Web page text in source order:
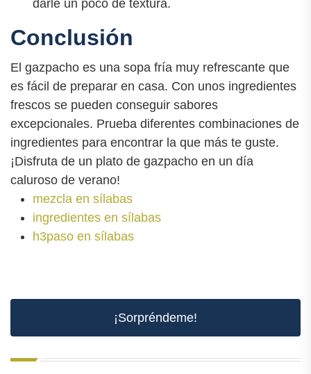
darle un poco de textura.
Conclusión
El gazpacho es una sopa fría muy refrescante que
es fácil de preparar en casa. Con unos ingredientes
frescos se pueden conseguir sabores
excepcionales. Prueba diferentes combinaciones de
ingredientes para encontrar la que más te guste.
¡Disfruta de un plato de gazpacho en un día
caluroso de verano!
mezcla en sílabas
ingredientes en sílabas
h3paso en sílabas
¡Sorpréndeme!